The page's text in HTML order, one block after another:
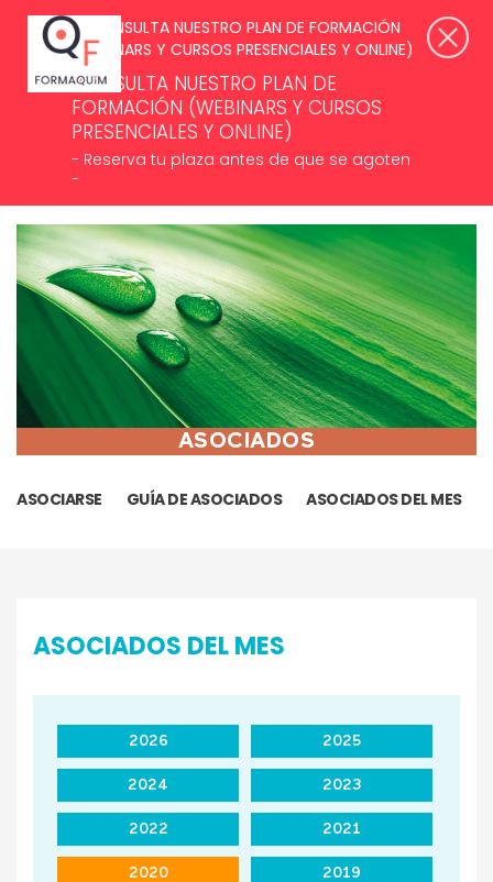
CONSULTA NUESTRO PLAN DE
FORMACIÓN (WEBINARS Y CURSOS
PRESENCIALES Y ONLINE)
- Reserva tu plaza antes de que se agoten
-
SUSCRÍBETE A NUESTROS NEWSLETTERS >
ACCESO ASOCIADOS
ASOCIADOS
ASOCIARSE GUÍA DE ASOCIADOS ASOCIADOS DEL MES
ASOCIADOS DEL MES
2026 2025
2024 2023
2022 2021
2020 2019